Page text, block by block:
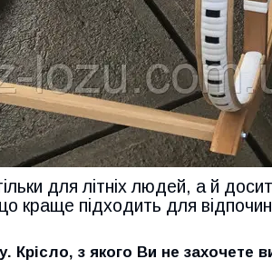
для літніх людей, а й
краще підходить для
з якого Ви не захочете